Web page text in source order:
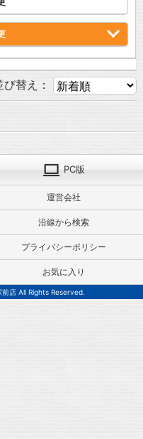
び替え：
PC版
運営会社
沿線から検索
プライバシーポリシー
お気に入り
店 All Rights Reserved.